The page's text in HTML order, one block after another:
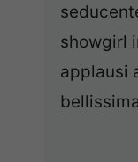
showgirl
applausi